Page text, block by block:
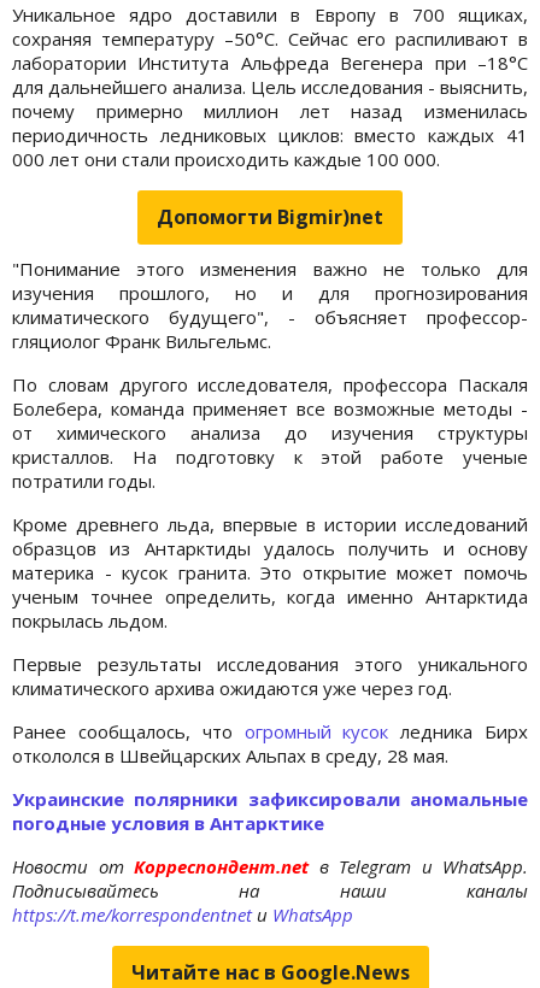
Уникальное ядро доставили в Европу в 700 ящиках,
сохраняя температуру –50°C. Сейчас его распиливают в
лаборатории Института Альфреда Вегенера при –18°C
для дальнейшего анализа. Цель исследования - выяснить,
почему примерно миллион лет назад изменилась
периодичность ледниковых циклов: вместо каждых 41
000 лет они стали происходить каждые 100 000.
Допомогти Bigmir)net
"Понимание этого изменения важно не только для
изучения прошлого, но и для прогнозирования
климатического будущего", - объясняет профессор-
гляциолог Франк Вильгельмс.
По словам другого исследователя, профессора Паскаля
Болебера, команда применяет все возможные методы -
от химического анализа до изучения структуры
кристаллов. На подготовку к этой работе ученые
потратили годы.
Кроме древнего льда, впервые в истории исследований
образцов из Антарктиды удалось получить и основу
материка - кусок гранита. Это открытие может помочь
ученым точнее определить, когда именно Антарктида
покрылась льдом.
Первые результаты исследования этого уникального
климатического архива ожидаются уже через год.
Ранее сообщалось, что огромный кусок ледника Бирх
откололся в Швейцарских Альпах в среду, 28 мая.
Украинские полярники зафиксировали аномальные
погодные условия в Антарктике
Новости отКорреспондент.net в Telegram и WhatsApp.
Подписывайтесь на наши каналы
https://t.me/korrespondentnetи WhatsApp
Читайте нас в Google.News